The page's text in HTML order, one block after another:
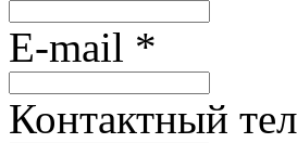
E-mail *
Контактный